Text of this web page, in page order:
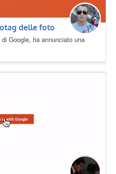
delle foto
Google, ha annunciato una